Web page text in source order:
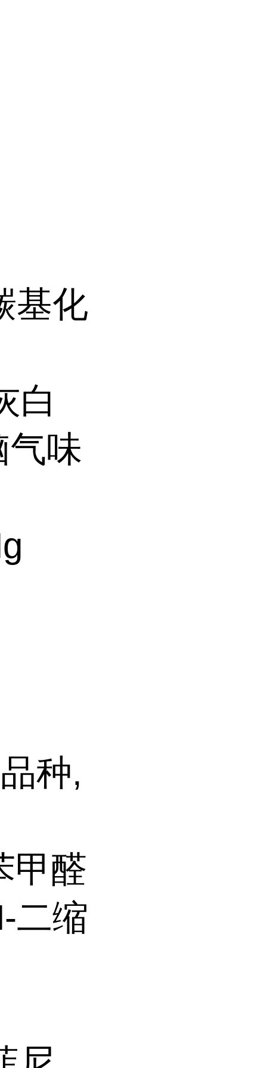
基化
白
气味
种,
甲醛
二缩